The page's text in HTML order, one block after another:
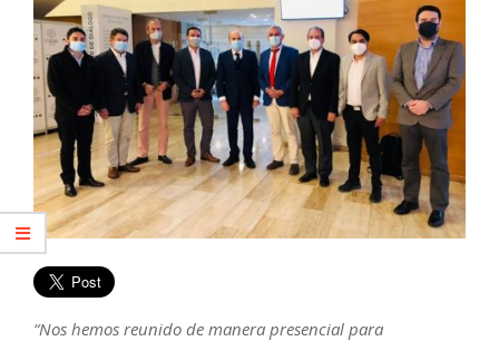
“Nos hemos reunido de manera presencial para